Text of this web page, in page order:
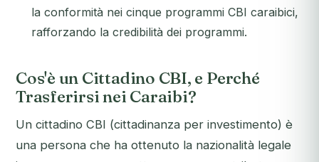
la conformità nei cinque programmi CBI caraibici,
rafforzando la credibilità dei programmi.
Cos'è un Cittadino CBI, e Perché
Trasferirsi nei Caraibi?
Un cittadino CBI (cittadinanza per investimento) è
una persona che ha ottenuto la nazionalità legale